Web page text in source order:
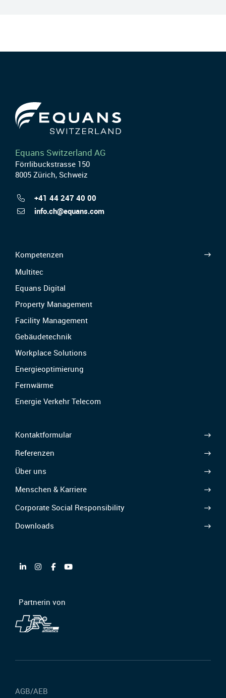
Equans Switzerland AG
Förrlibuckstrasse 150
8005 Zürich, Schweiz
+41 44 247 40 00
info.ch@equans.com
Kompetenzen
Multitec
Equans Digital
Property Management
Facility Management
Gebäudetechnik
Workplace Solutions
Energieoptimierung
Fernwärme
Energie Verkehr Telecom
Kontaktformular
Referenzen
Über uns
Menschen & Karriere
Corporate Social Responsibility
Downloads
Partnerin von
AGB/AEB